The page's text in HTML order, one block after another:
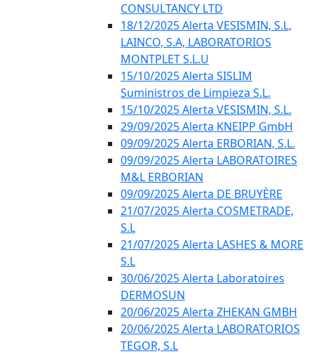
CONSULTANCY LTD
18/12/2025 Alerta VESISMIN, S.L,
LAINCO, S.A, LABORATORIOS
MONTPLET S.L.U
15/10/2025 Alerta SISLIM
Suministros de Limpieza S.L.
15/10/2025 Alerta VESISMIN, S.L.
29/09/2025 Alerta KNEIPP GmbH
09/09/2025 Alerta ERBORIAN, S.L.
09/09/2025 Alerta LABORATOIRES
M&L ERBORIAN
09/09/2025 Alerta DE BRUYÈRE
21/07/2025 Alerta COSMETRADE,
S.L
21/07/2025 Alerta LASHES & MORE
S.L
30/06/2025 Alerta Laboratoires
DERMOSUN
20/06/2025 Alerta ZHEKAN GMBH
20/06/2025 Alerta LABORATORIOS
TEGOR, S.L